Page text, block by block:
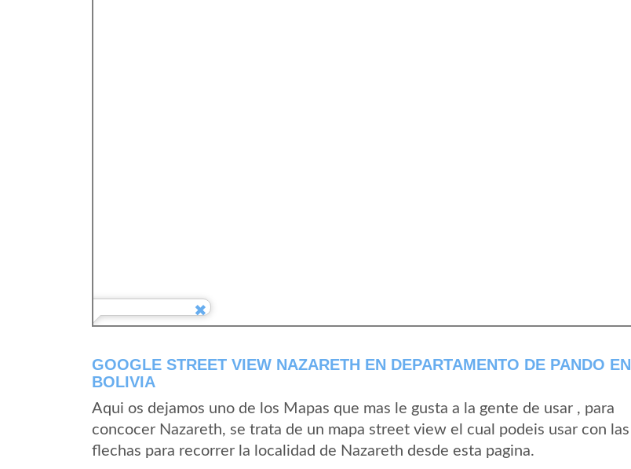
GOOGLE STREET VIEW NAZARETH EN DEPARTAMENTO DE PANDO EN
BOLIVIA
Aqui os dejamos uno de los Mapas que mas le gusta a la gente de usar , para
concocer Nazareth, se trata de un mapa street view el cual podeis usar con las
flechas para recorrer la localidad de Nazareth desde esta pagina.